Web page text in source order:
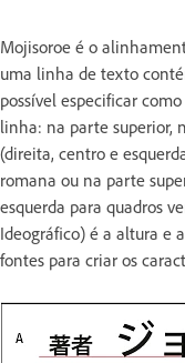
Mojisoroe é o
uma linha de texto
possível especificar
linha: na parte superior,
(direita, centro e
romana ou na parte
esquerda para quadros
Ideográfico) é a altura e
fontes para criar os